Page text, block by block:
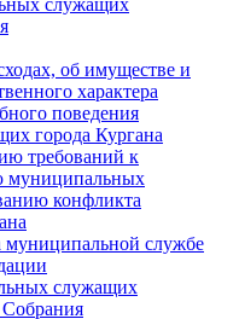
служащих
об имуществе и
характера
поведения
города Кургана
требований к
муниципальных
конфликта
муниципальной службе
служащих